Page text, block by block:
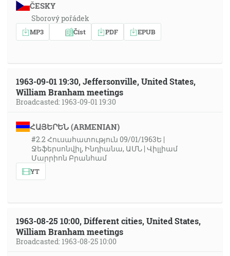
ČESKY
Sborový pořádek
MP3 Číst PDF EPUB
1963-09-01 19:30, Jeffersonville, United States,
William Branham meetings
Broadcasted: 1963-09-01 19:30
ՀԱՅԵՐԵՆ (ARMENIAN)
#2.2 Հուսահատություն 09/01/1963Ե |
Ջեֆերսոնվիլ, Ինդիանա, ԱՄՆ | Վիլլիամ
Մարրիոն Բրանհամ
YT
1963-08-25 10:00, Different cities, United States,
William Branham meetings
Broadcasted: 1963-08-25 10:00